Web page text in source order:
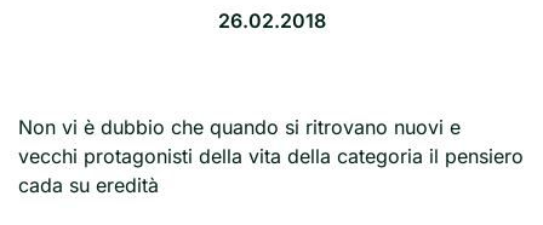
26.02.2018
Non vi è dubbio che quando si ritrovano nuovi e
vecchi protagonisti della vita della categoria il pensiero
cada su eredità